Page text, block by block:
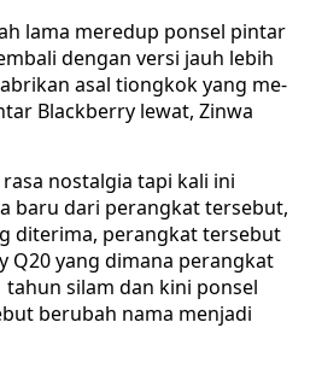
lama meredup ponsel pintar
dengan versi jauh lebih
asal tiongkok yang me-
Blackberry lewat, Zinwa
nostalgia tapi kali ini
baru dari perangkat tersebut,
diterima, perangkat tersebut
Q20 yang dimana perangkat
silam dan kini ponsel
berubah nama menjadi